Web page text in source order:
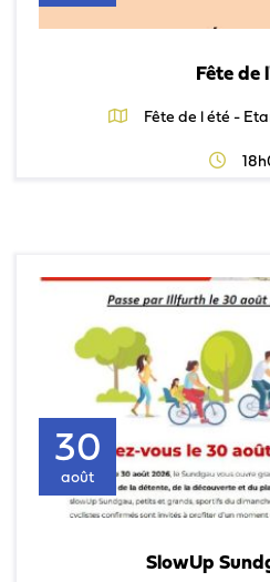
Fête de
Fête de l été -
30
août
SlowUp